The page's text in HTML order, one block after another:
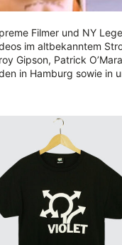
Filmer und NY
im altbekanntem
Gipson, Patrick
in Hamburg sowie in